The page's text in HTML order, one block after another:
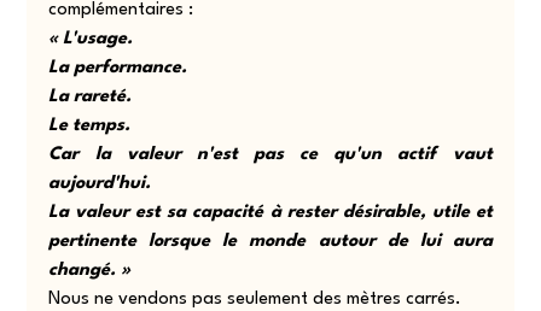
complémentaires :
« L'usage.
La performance.
La rareté.
Le temps.
Car la valeur n'est pas ce qu'un actif vaut
aujourd'hui.
La valeur est sa capacité à rester désirable, utile et
pertinente lorsque le monde autour de lui aura
changé. »
Nous ne vendons pas seulement des mètres carrés.